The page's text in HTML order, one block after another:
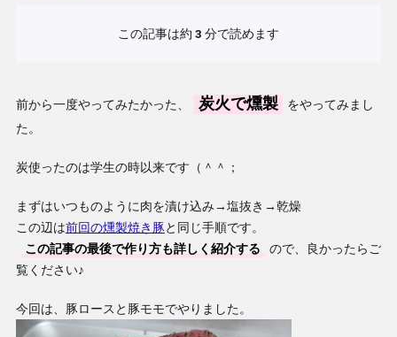
この記事は約 3 分で読めます
前から一度やってみたかった、 炭火で燻製
をやってみまし
た。
炭使ったのは学生の時以来です（＾＾；
まずはいつものように肉を漬け込み→塩抜き→乾燥
この辺は前回の燻製焼き豚と同じ手順です。
この記事の最後で作り方も詳しく紹介する
ので、良かったらご
覧ください♪
今回は、豚ロースと豚モモでやりました。